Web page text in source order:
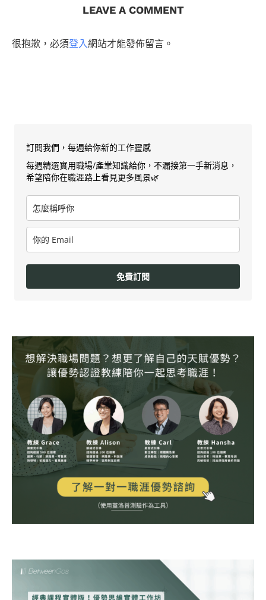
LEAVE A COMMENT
很抱歉，必須登入網站才能發佈留言。
訂閱我們，每週給你新的工作靈感
每週精選實用職場/產業知識給你，不漏接第一手新消息，
希望陪你在職涯路上看見更多風景🌿
免費訂閱